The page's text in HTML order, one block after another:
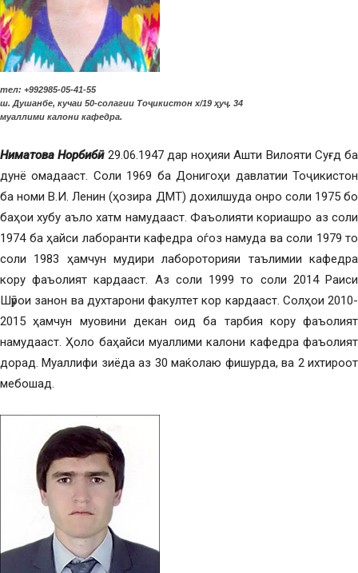
тел: +992985-05-41-55
ш. Душанбе, кучаи 50-солагии Тоҷикистон х/19 ҳуҷ. 34
муаллими калони кафедра.
Ниматова Норбибӣ29.06.1947 дар ноҳияи Ашти Вилояти Суғд ба
дунё омадааст. Соли 1969 ба Донигоҳи давлатии Тоҷикистон
ба номи В.И. Ленин (ҳозира ДМТ) дохилшуда онро соли 1975 бо
баҳои хубу аъло хатм намудааст. Фаъолияти кориашро аз соли
1974 ба ҳайси лаборанти кафедра оѓоз намуда ва соли 1979 то
соли 1983 ҳамчун мудири лабороторияи таълимии кафедра
кору фаъолият кардааст. Аз соли 1999 то соли 2014 Раиси
Шӯрои занон ва духтарони факултет кор кардааст. Солҳои 2010-
2015 ҳамчун муовини декан оид ба тарбия кору фаъолият
намудааст. Ҳоло баҳайси муаллими калони кафедра фаъолият
дорад. Муаллифи зиёда аз 30 маќолаю фишурда, ва 2 ихтироот
мебошад.